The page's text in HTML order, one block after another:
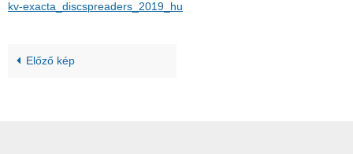
kv-exacta_discspreaders_2019_hu
Előző kép